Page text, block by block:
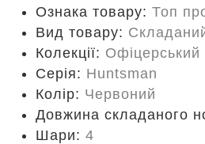
Ознака товару: Топ
Вид товару:
Колекції: Офіцерський
Серія: Huntsman
Колір: Червоний
Довжина складаного
Шари: 4